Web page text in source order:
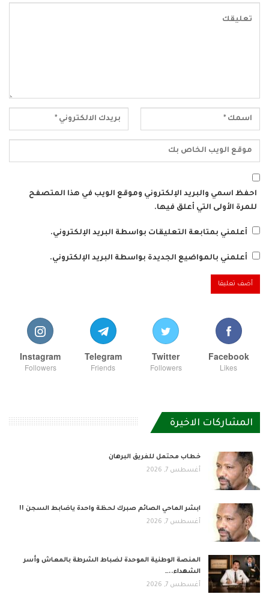
احفظ اسمي والبريد الإلكتروني وموقع الويب في هذا المتصفح
للمرة الأولى التي أعلق فيها.
أعلمني بمتابعة التعليقات بواسطة البريد الإلكتروني.
أعلمني بالمواضيع الجديدة بواسطة البريد الإلكتروني.
Facebook
Likes
Twitter
Followers
Telegram
Friends
Instagram
Followers
المشاركات الاخيرة
خطاب محتمل للفريق البرهان
أغسطس 7, 2026
ابشر الماحي الصائم صبرك لحظة واحدة ياضابط السجن !!
أغسطس 7, 2026
المنصة الوطنية الموحدة لضباط الشرطة بالمعاش وأسر
الشهداء..…
أغسطس 7, 2026